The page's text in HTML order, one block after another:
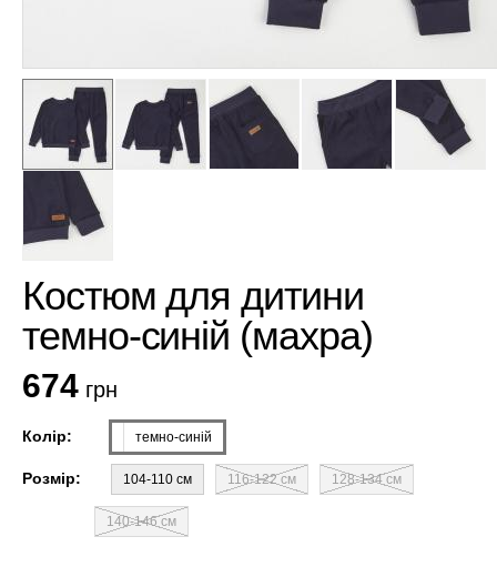
Костюм для дитини
темно-синій (махра)
674 грн
Колір: темно-синій
Розмір: 104-110 см 116-122 см 128-134 см
140-146 см